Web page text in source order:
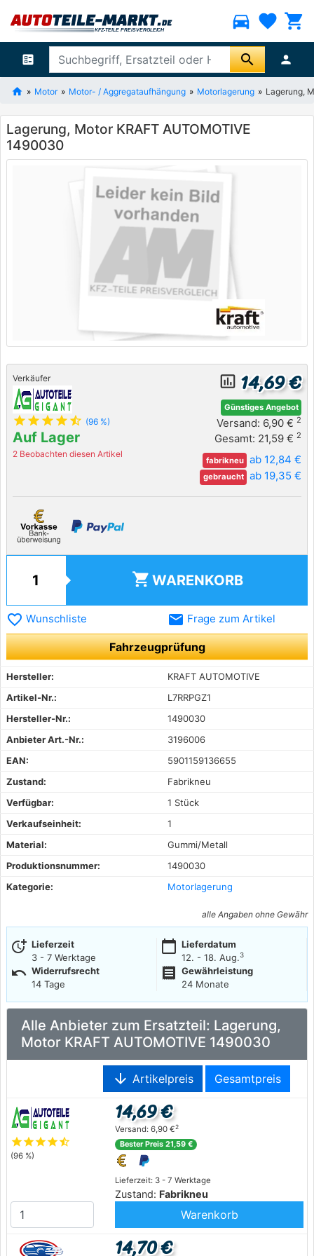
directions_car favorite shopping_cart
ballot search person
Motor Motor- / Aggregataufhängung Motorlagerung Lagerung,
Lagerung, Motor KRAFT AUTOMOTIVE
1490030
Verkäufer
star star star star star_half (96 %)
Auf Lager
2 Beobachten diesen Artikel
insert_chart_outlined 14,69 €
Günstiges Angebot
Versand: 6,90 € 2
Gesamt: 21,59 € 2
fabrikneu ab 12,84 €
gebraucht ab 19,35 €
shopping_cart WARENKORB
favorite_border Wunschliste email Frage zum Artikel
Fahrzeugprüfung
Hersteller:
KRAFT AUTOMOTIVE
Artikel-Nr.:
L7RRPGZ1
Hersteller-Nr.:
1490030
Anbieter Art.-Nr.:
3196006
EAN:
5901159136655
Zustand:
Fabrikneu
Verfügbar:
1 Stück
Verkaufseinheit:
1
Material:
Gummi/Metall
Produktionsnummer:
1490030
Kategorie:
Motorlagerung
alle Angaben ohne Gewähr
more_time Lieferzeit
3 - 7 Werktage
calendar_today Lieferdatum
12. - 18. Aug.3
undo Widerrufsrecht
14 Tage
receipt
Gewährleistung
24 Monate
Alle Anbieter zum Ersatzteil: Lagerung,
Motor KRAFT AUTOMOTIVE 1490030
arrow_downward Artikelpreis Gesamtpreis
starstarstarstarstar_half
(96 %)
Lieferzeit: 3 - 7 Werktage
Zustand: Fabrikneu
14,69 €
Versand: 6,90 €2
Bester Preis 21,59 €
Warenkorb
14,70 €